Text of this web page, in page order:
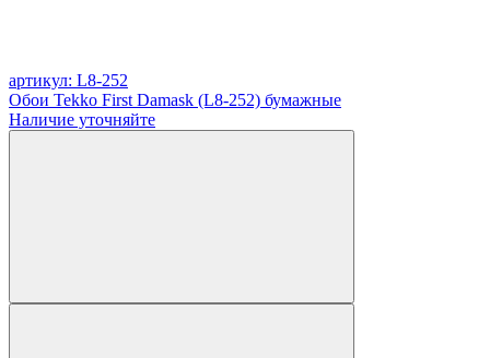
артикул: L8-252
Обои Tekko First Damask (L8-252) бумажные
Наличие уточняйте